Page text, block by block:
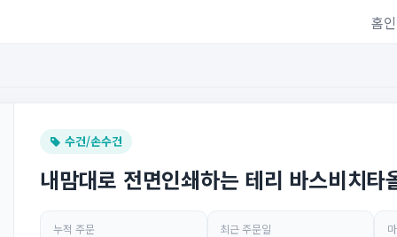
홈
수건/손수건
내맘대로 전면인쇄하는 테리 바스비치타
누적 주문 최근 주문일